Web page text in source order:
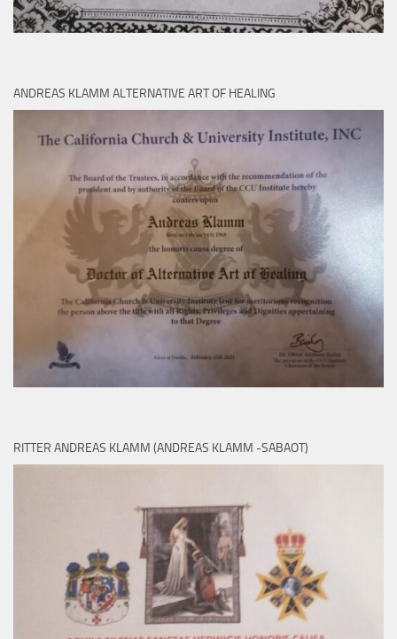
ANDREAS KLAMM ALTERNATIVE ART OF HEALING
RITTER ANDREAS KLAMM (ANDREAS KLAMM -SABAOT)